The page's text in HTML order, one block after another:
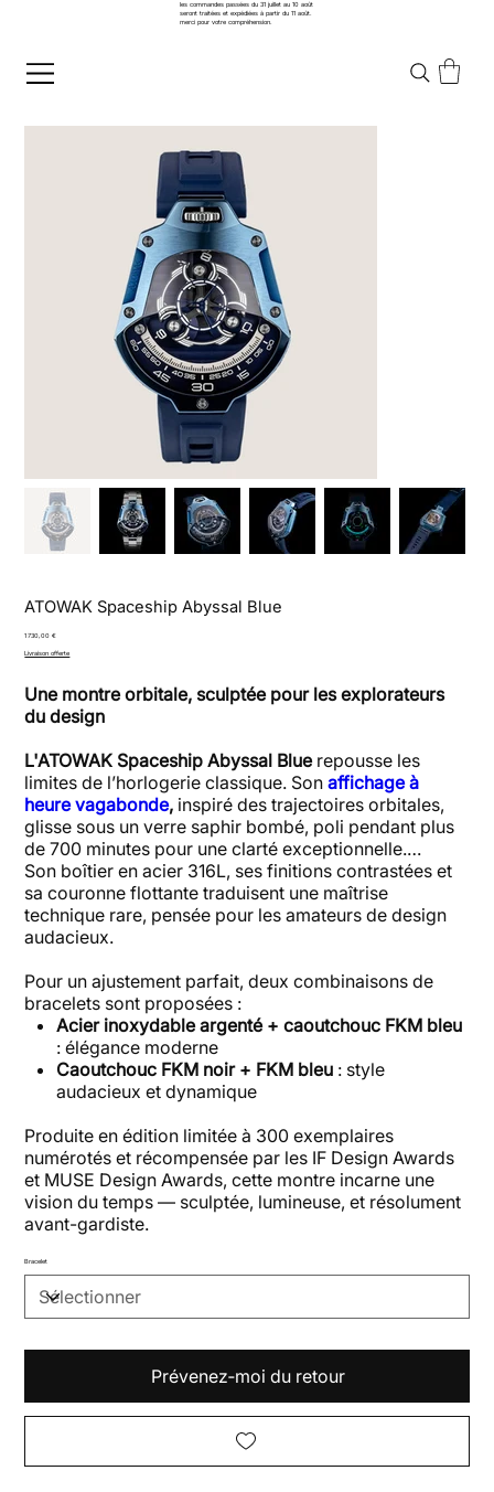
les commandes passées du 31 juillet au 10 août
seront traitées et expédiées à partir du 11 août.
merci pour votre compréhension.
ATOWAK Spaceship Abyssal Blue
Prix
1 730,00 €
Livraison offerte
Une montre orbitale, sculptée pour les explorateurs
du design
L'ATOWAK Spaceship Abyssal Bluerepousse les
limites de l’horlogerie classique. Son affichage à
heure vagabonde, inspiré des trajectoires orbitales,
glisse sous un verre saphir bombé, poli pendant plus
de 700 minutes pour une clarté exceptionnelle.
Son boîtier en acier 316L, ses finitions contrastées et
sa couronne flottante traduisent une maîtrise
technique rare, pensée pour les amateurs de design
audacieux.
Pour un ajustement parfait, deux combinaisons de
bracelets sont proposées :
Acier inoxydable argenté + caoutchouc FKM bleu
: élégance moderne
Caoutchouc FKM noir + FKM bleu : style
audacieux et dynamique
Produite en édition limitée à 300 exemplaires
numérotés et récompensée par les IF Design Awards
et MUSE Design Awards, cette montre incarne une
vision du temps — sculptée, lumineuse, et résolument
avant-gardiste.
Bracelet
Prévenez‑moi du retour